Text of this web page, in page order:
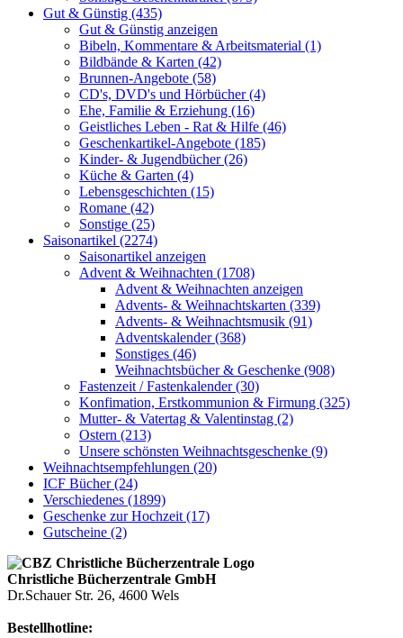
Gut & Günstig (435)
Gut & Günstig anzeigen
Bibeln, Kommentare & Arbeitsmaterial (1)
Bildbände & Karten (42)
Brunnen-Angebote (58)
CD's, DVD's und Hörbücher (4)
Ehe, Familie & Erziehung (16)
Geistliches Leben - Rat & Hilfe (46)
Geschenkartikel-Angebote (185)
Kinder- & Jugendbücher (26)
Küche & Garten (4)
Lebensgeschichten (15)
Romane (42)
Sonstige (25)
Saisonartikel (2274)
Saisonartikel anzeigen
Advent & Weihnachten (1708)
Advent & Weihnachten anzeigen
Advents- & Weihnachtskarten (339)
Advents- & Weihnachtsmusik (91)
Adventskalender (368)
Sonstiges (46)
Weihnachtsbücher & Geschenke (908)
Fastenzeit / Fastenkalender (30)
Konfimation, Erstkommunion & Firmung (325)
Mutter- & Vatertag & Valentinstag (2)
Ostern (213)
Unsere schönsten Weihnachtsgeschenke (9)
Weihnachtsempfehlungen (20)
ICF Bücher (24)
Verschiedenes (1899)
Geschenke zur Hochzeit (17)
Gutscheine (2)
Christliche Bücherzentrale GmbH
Dr.Schauer Str. 26, 4600 Wels
Bestellhotline: